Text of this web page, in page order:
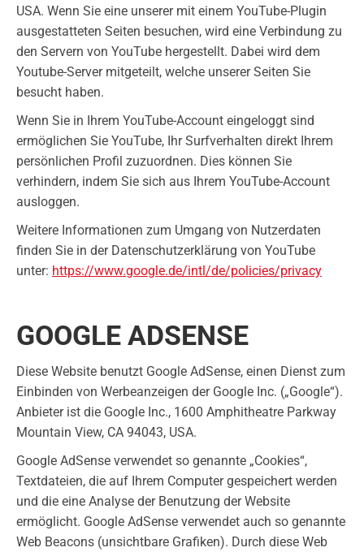
USA. Wenn Sie eine unserer mit einem YouTube-Plugin
ausgestatteten Seiten besuchen, wird eine Verbindung zu
den Servern von YouTube hergestellt. Dabei wird dem
Youtube-Server mitgeteilt, welche unserer Seiten Sie
besucht haben.
Wenn Sie in Ihrem YouTube-Account eingeloggt sind
ermöglichen Sie YouTube, Ihr Surfverhalten direkt Ihrem
persönlichen Profil zuzuordnen. Dies können Sie
verhindern, indem Sie sich aus Ihrem YouTube-Account
ausloggen.
Weitere Informationen zum Umgang von Nutzerdaten
finden Sie in der Datenschutzerklärung von YouTube
unter: https://www.google.de/intl/de/policies/privacy
GOOGLE ADSENSE
Diese Website benutzt Google AdSense, einen Dienst zum
Einbinden von Werbeanzeigen der Google Inc. („Google“).
Anbieter ist die Google Inc., 1600 Amphitheatre Parkway
Mountain View, CA 94043, USA.
Google AdSense verwendet so genannte „Cookies“,
Textdateien, die auf Ihrem Computer gespeichert werden
und die eine Analyse der Benutzung der Website
ermöglicht. Google AdSense verwendet auch so genannte
Web Beacons (unsichtbare Grafiken). Durch diese Web